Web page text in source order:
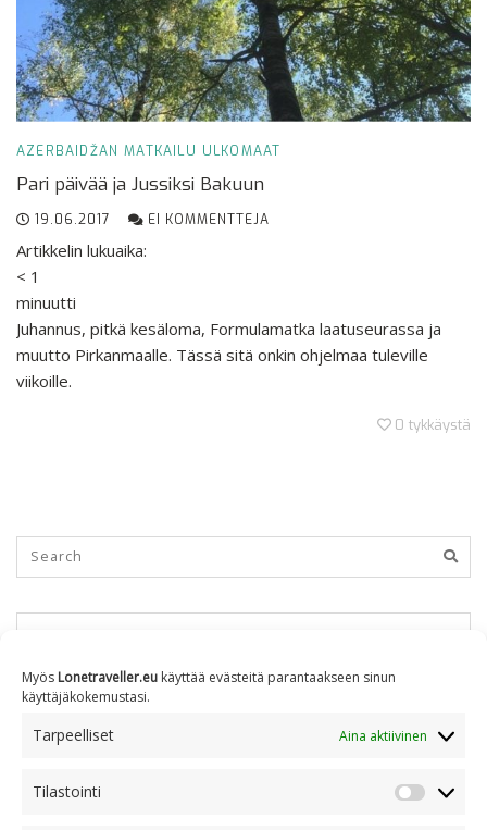
Myös Lonetraveller.eu käyttää evästeitä parantaakseen sinun
käyttäjäkokemustasi.
Tarpeelliset Aina aktiivinen
Tilastointi
AZERBAIDŽAN MATKAILU ULKOMAAT
Pari päivää ja Jussiksi Bakuun
19.06.2017 EI KOMMENTTEJA
Artikkelin lukuaika:
< 1
minuutti
Juhannus, pitkä kesäloma, Formulamatka laatuseurassa ja
muutto Pirkanmaalle. Tässä sitä onkin ohjelmaa tuleville
viikoille.
0 tykkäystä
Kuukausittain